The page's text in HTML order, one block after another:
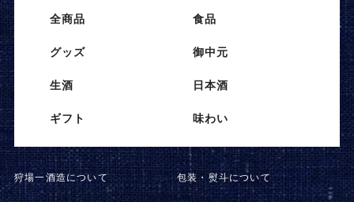
全商品 ⾷品
グッズ 御中元
⽣酒 ⽇本酒
ギフト 味わい
狩場一酒造について 包装・熨斗について